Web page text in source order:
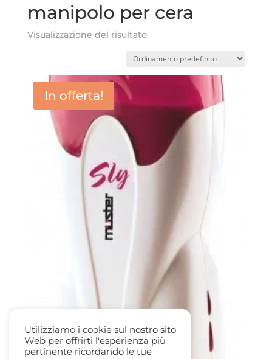
manipolo per cera
Visualizzazione del risultato
In offerta!
Utilizziamo i cookie sul nostro sito
Web per offrirti l'esperienza più
pertinente ricordando le tue